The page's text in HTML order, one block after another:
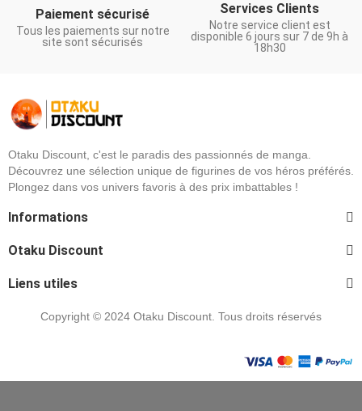
Paiement sécurisé
Tous les paiements sur notre
site sont sécurisés
Services Clients
Notre service client est
disponible 6 jours sur 7 de 9h à
18h30
Otaku Discount, c'est le paradis des passionnés de manga.
Découvrez une sélection unique de figurines de vos héros préférés.
Plongez dans vos univers favoris à des prix imbattables !
Informations
Otaku Discount
Liens utiles
Copyright © 2024 Otaku Discount. Tous droits réservés